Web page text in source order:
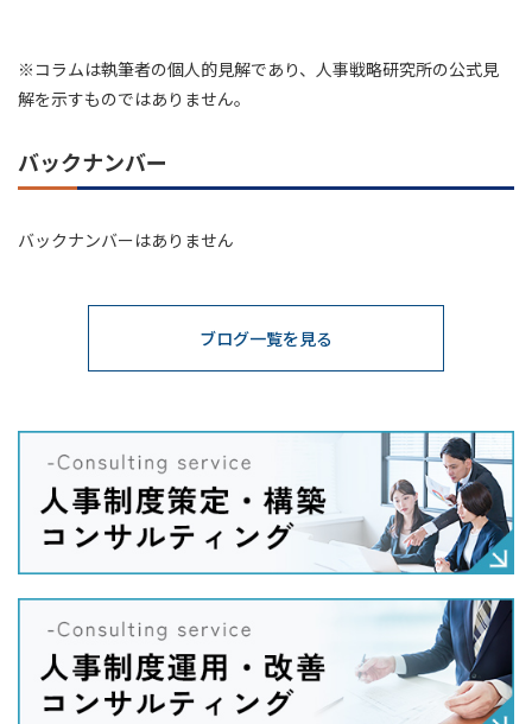
※コラムは執筆者の個人的見解であり、人事戦略研究所の公式見
解を示すものではありません。
バックナンバー
バックナンバーはありません
ブログ一覧を見る